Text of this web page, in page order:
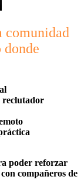
comunidad
reclutador
poder reforzar
compañeros de